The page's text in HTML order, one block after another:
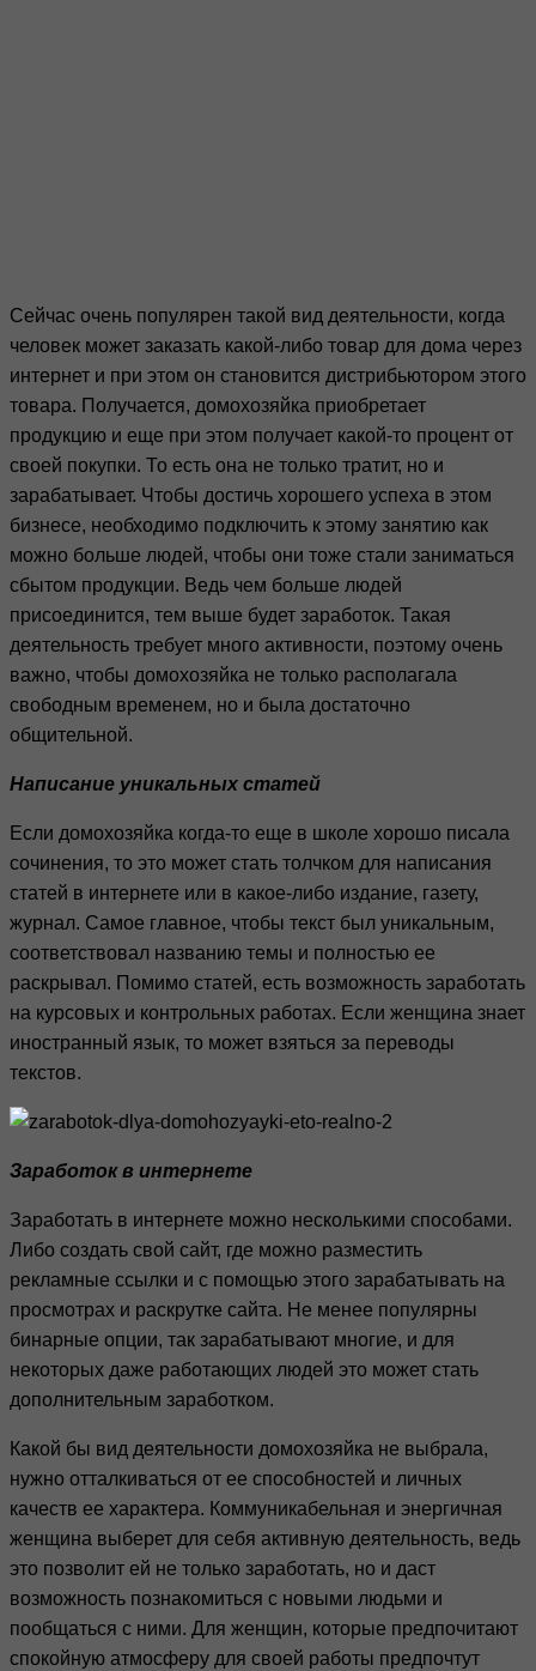
Сейчас очень популярен такой вид деятельности, когда
человек может заказать какой-либо товар для дома через
интернет и при этом он становится дистрибьютором этого
товара. Получается, домохозяйка приобретает
продукцию и еще при этом получает какой-то процент от
своей покупки. То есть она не только тратит, но и
зарабатывает. Чтобы достичь хорошего успеха в этом
бизнесе, необходимо подключить к этому занятию как
можно больше людей, чтобы они тоже стали заниматься
сбытом продукции. Ведь чем больше людей
присоединится, тем выше будет заработок. Такая
деятельность требует много активности, поэтому очень
важно, чтобы домохозяйка не только располагала
свободным временем, но и была достаточно
общительной.
Написание уникальных статей
Если домохозяйка когда-то еще в школе хорошо писала
сочинения, то это может стать толчком для написания
статей в интернете или в какое-либо издание, газету,
журнал. Самое главное, чтобы текст был уникальным,
соответствовал названию темы и полностью ее
раскрывал. Помимо статей, есть возможность заработать
на курсовых и контрольных работах. Если женщина знает
иностранный язык, то может взяться за переводы
текстов.
Заработок в интернете
Заработать в интернете можно несколькими способами.
Либо создать свой сайт, где можно разместить
рекламные ссылки и с помощью этого зарабатывать на
просмотрах и раскрутке сайта. Не менее популярны
бинарные опции, так зарабатывают многие, и для
некоторых даже работающих людей это может стать
дополнительным заработком.
Какой бы вид деятельности домохозяйка не выбрала,
нужно отталкиваться от ее способностей и личных
качеств ее характера. Коммуникабельная и энергичная
женщина выберет для себя активную деятельность, ведь
это позволит ей не только заработать, но и даст
возможность познакомиться с новыми людьми и
пообщаться с ними. Для женщин, которые предпочитают
спокойную атмосферу для своей работы предпочтут